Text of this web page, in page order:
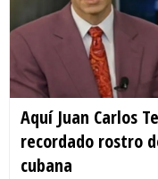
Aquí Juan Carlos
recordado rostro
cubana